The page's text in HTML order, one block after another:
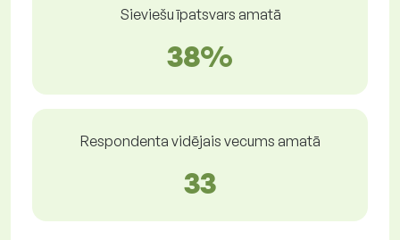
Sieviešu īpatsvars amatā
38%
Respondenta vidējais vecums amatā
33